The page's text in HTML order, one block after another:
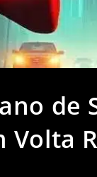
de
Volta